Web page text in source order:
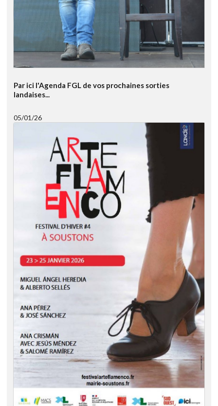
Par ici l'Agenda FGL de vos prochaines sorties
landaises...
05/01/26